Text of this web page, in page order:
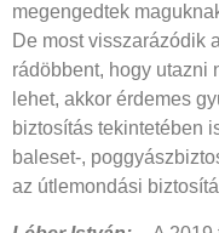
megengedtek
De most visszarázódik
rádöbbent, hogy utazni
lehet, akkor érdemes
biztosítás tekintetében
baleset-,
az útlemondási